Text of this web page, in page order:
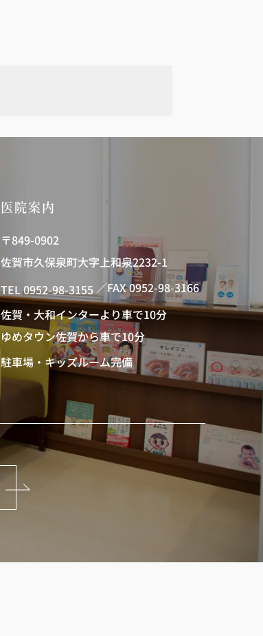
医院案内
〒849-0902
佐賀市久保泉町大字上和泉2232-1
TEL 0952-98-3155 ／FAX 0952-98-3166
佐賀・大和インターより車で10分
ゆめタウン佐賀から車で10分
駐車場・キッズルーム完備